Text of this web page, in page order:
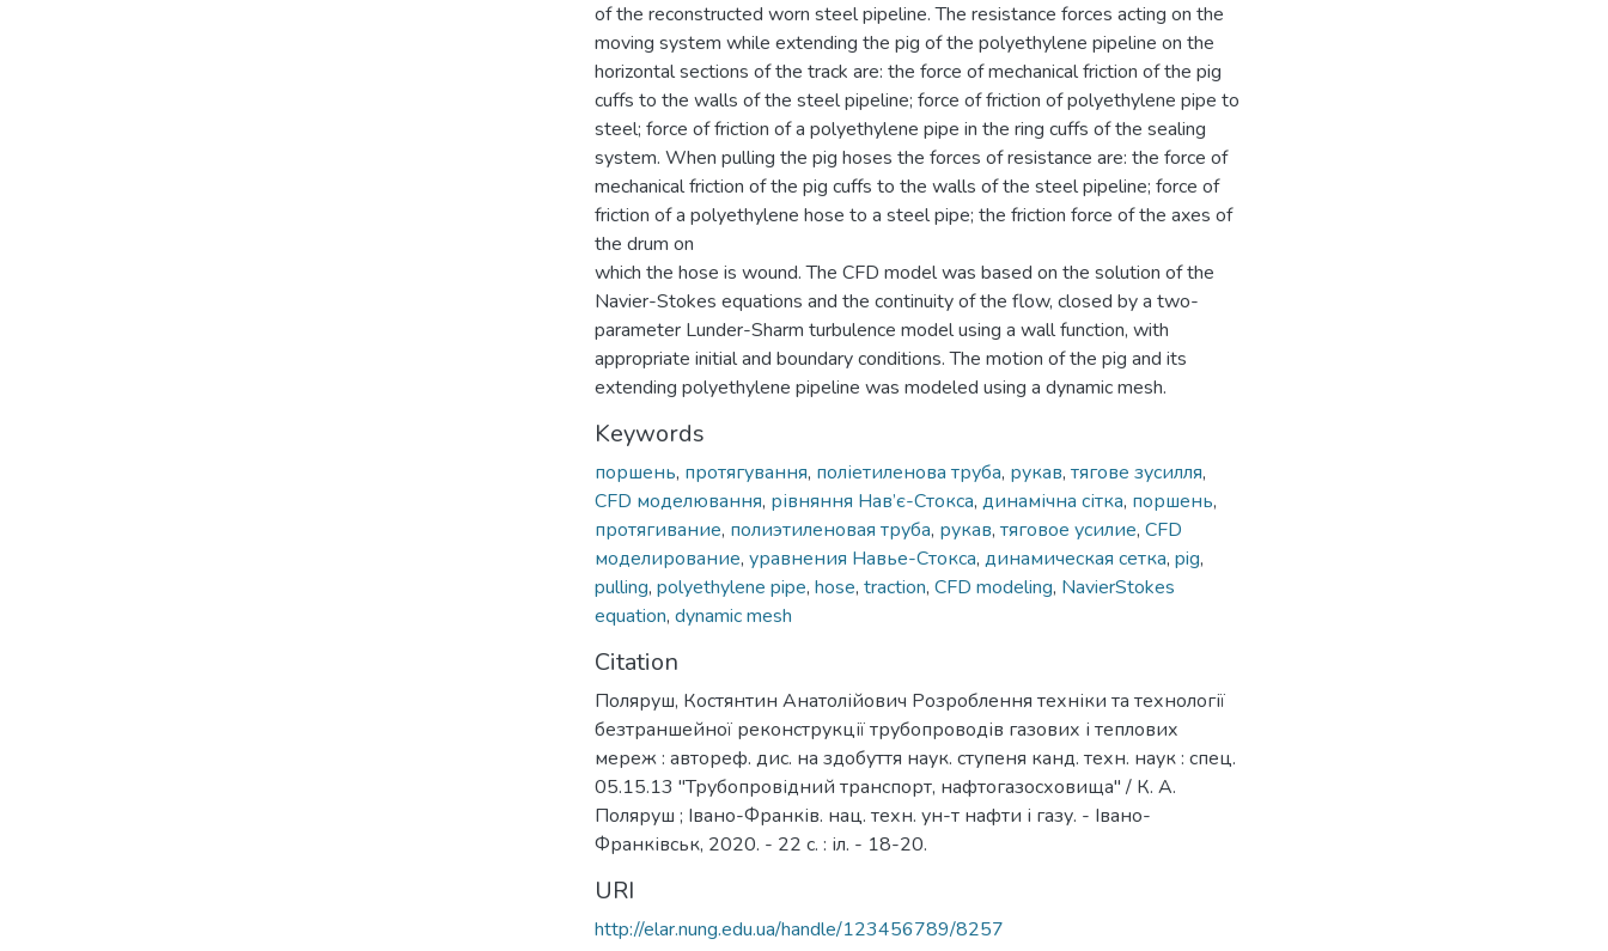
of the reconstructed worn steel pipeline. The resistance forces acting on the
moving system while extending the pig of the polyethylene pipeline on the
horizontal sections of the track are: the force of mechanical friction of the pig
cuffs to the walls of the steel pipeline; force of friction of polyethylene pipe to
steel; force of friction of a polyethylene pipe in the ring cuffs of the sealing
system. When pulling the pig hoses the forces of resistance are: the force of
mechanical friction of the pig cuffs to the walls of the steel pipeline; force of
friction of a polyethylene hose to a steel pipe; the friction force of the axes of
the drum on
which the hose is wound. The CFD model was based on the solution of the
Navier-Stokes equations and the continuity of the flow, closed by a two-
parameter Lunder-Sharm turbulence model using a wall function, with
appropriate initial and boundary conditions. The motion of the pig and its
extending polyethylene pipeline was modeled using a dynamic mesh.
Keywords
поршень, протягування, поліетиленова труба, рукав, тягове зусилля,
CFD моделювання, рівняння Нав’є-Стокса, динамічна сітка, поршень,
протягивание, полиэтиленовая труба, рукав, тяговое усилие, CFD
моделирование, уравнения Навье-Стокса, динамическая сетка, pig,
pulling, polyethylene pipe, hose, traction, CFD modeling, NavierStokes
equation, dynamic mesh
Citation
Поляруш, Костянтин Анатолійович Розроблення техніки та технології
безтраншейної реконструкції трубопроводів газових і теплових
мереж : автореф. дис. на здобуття наук. ступеня канд. техн. наук : спец.
05.15.13 "Трубопровідний транспорт, нафтогазосховища" / К. А.
Поляруш ; Івано-Франків. нац. техн. ун-т нафти і газу. - Івано-
Франківськ, 2020. - 22 с. : іл. - 18-20.
URI
http://elar.nung.edu.ua/handle/123456789/8257